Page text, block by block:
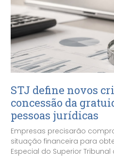
STJ define novos
concessão da
pessoas jurídicas
Empresas precisarão
situação financeira para
Especial do Superior Tribunal